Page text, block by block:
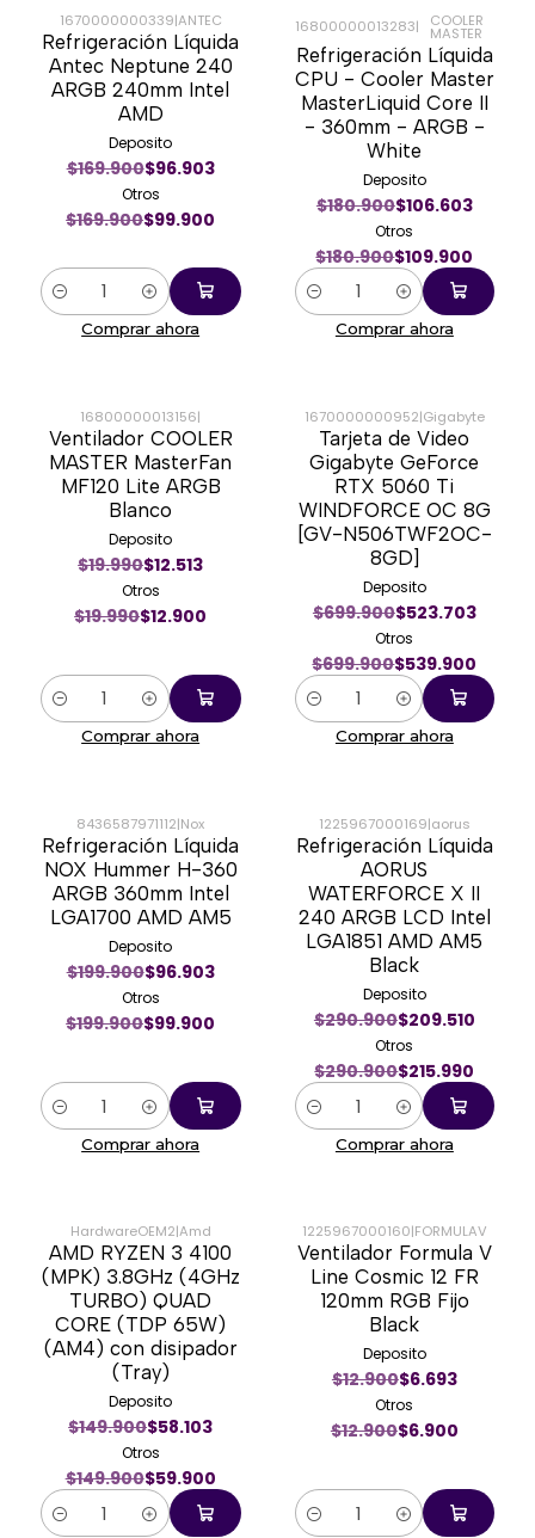
-41%
1670000000339|ANTEC
Refrigeración Líquida
Antec Neptune 240
ARGB 240mm Intel
AMD
Deposito
$169.900$96.903
Otros
$169.900$99.900
Cantidad
Comprar ahora
-39%
16800000013283| COOLER
MASTER
Refrigeración Líquida
CPU - Cooler Master
MasterLiquid Core II
- 360mm - ARGB -
White
Deposito
$180.900$106.603
Otros
$180.900$109.900
Cantidad
Comprar ahora
-35%
16800000013156|
Ventilador COOLER
MASTER MasterFan
MF120 Lite ARGB
Blanco
Deposito
$19.990$12.513
Otros
$19.990$12.900
Cantidad
Comprar ahora
-23%
1670000000952|Gigabyte
Tarjeta de Video
Gigabyte GeForce
RTX 5060 Ti
WINDFORCE OC 8G
[GV-N506TWF2OC-
8GD]
Deposito
$699.900$523.703
Otros
$699.900$539.900
Cantidad
Comprar ahora
-50%
8436587971112|Nox
Refrigeración Líquida
NOX Hummer H-360
ARGB 360mm Intel
LGA1700 AMD AM5
Deposito
$199.900$96.903
Otros
$199.900$99.900
Cantidad
Comprar ahora
-26%
1225967000169|aorus
Refrigeración Líquida
AORUS
WATERFORCE X II
240 ARGB LCD Intel
LGA1851 AMD AM5
Black
Deposito
$290.900$209.510
Otros
$290.900$215.990
Cantidad
Comprar ahora
-60%
HardwareOEM2|Amd
AMD RYZEN 3 4100
(MPK) 3.8GHz (4GHz
TURBO) QUAD
CORE (TDP 65W)
(AM4) con disipador
(Tray)
Deposito
$149.900$58.103
Otros
$149.900$59.900
Cantidad
-47%
1225967000160|FORMULAV
Ventilador Formula V
Line Cosmic 12 FR
120mm RGB Fijo
Black
Deposito
$12.900$6.693
Otros
$12.900$6.900
Cantidad